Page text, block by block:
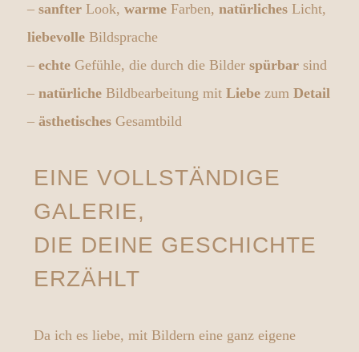
– sanfter Look, warme Farben, natürliches Licht,
liebevolle Bildsprache
– echte Gefühle, die durch die Bilder spürbar sind
– natürliche Bildbearbeitung mit Liebe zum Detail
– ästhetisches Gesamtbild
EINE VOLLSTÄNDIGE
GALERIE,
DIE DEINE GESCHICHTE
ERZÄHLT
Da ich es liebe, mit Bildern eine ganz eigene